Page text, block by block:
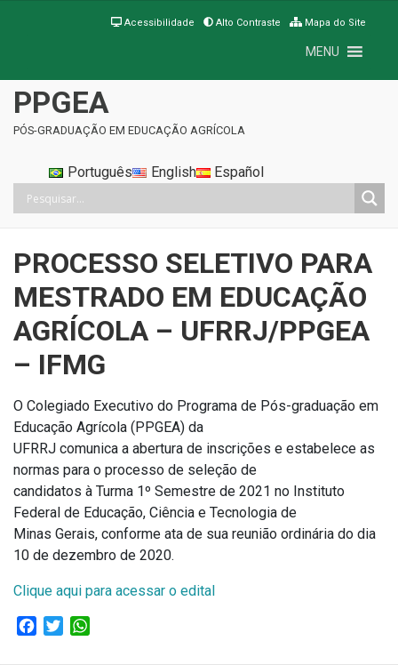
Mapa do Site
Alto Contraste
Acessibilidade
MENU
PPGEA
PÓS-GRADUAÇÃO EM EDUCAÇÃO AGRÍCOLA
Português English Español
PROCESSO SELETIVO PARA
MESTRADO EM EDUCAÇÃO
AGRÍCOLA – UFRRJ/PPGEA
– IFMG
O Colegiado Executivo do Programa de Pós-graduação em
Educação Agrícola (PPGEA) da
UFRRJ comunica a abertura de inscrições e estabelece as
normas para o processo de seleção de
candidatos à Turma 1º Semestre de 2021 no Instituto
Federal de Educação, Ciência e Tecnologia de
Minas Gerais, conforme ata de sua reunião ordinária do dia
10 de dezembro de 2020.
Clique aqui para acessar o edital
Facebook
Twitter